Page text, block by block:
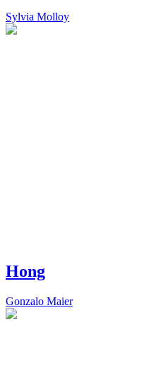
Sylvia Molloy
Hong
Gonzalo Maier